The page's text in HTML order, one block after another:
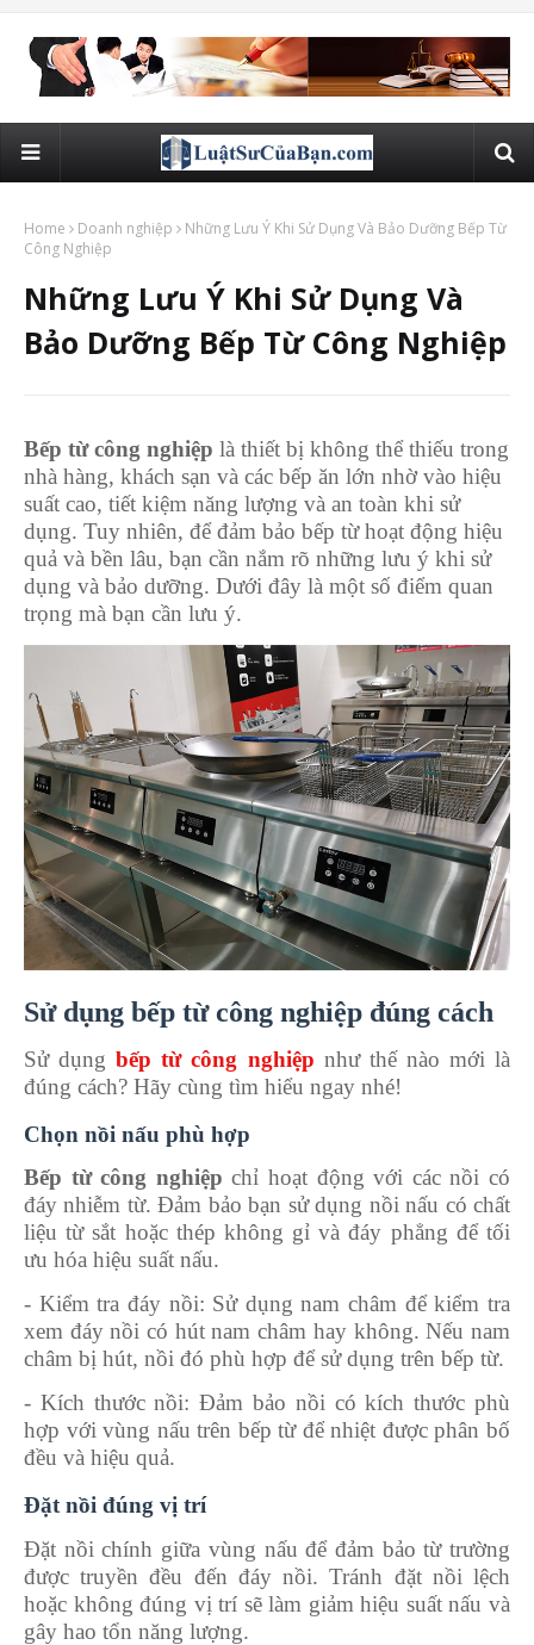
Home Doanh nghiệp
Những Lưu Ý Khi Sử Dụng Và Bảo Dưỡng Bếp Từ
Công Nghiệp
Những Lưu Ý Khi Sử Dụng Và
Bảo Dưỡng Bếp Từ Công Nghiệp
Bếp từ công nghiệp là thiết bị không thể thiếu trong
nhà hàng, khách sạn và các bếp ăn lớn nhờ vào hiệu
suất cao, tiết kiệm năng lượng và an toàn khi sử
dụng. Tuy nhiên, để đảm bảo bếp từ hoạt động hiệu
quả và bền lâu, bạn cần nắm rõ những lưu ý khi sử
dụng và bảo dưỡng. Dưới đây là một số điểm quan
trọng mà bạn cần lưu ý.
Sử dụng bếp từ công nghiệp đúng cách
Sử dụngbếp từ công nghiệp như thế nào mới là
đúng cách? Hãy cùng tìm hiểu ngay nhé!
Chọn nồi nấu phù hợp
Bếp từ công nghiệp chỉ hoạt động với các nồi có
đáy nhiễm từ. Đảm bảo bạn sử dụng nồi nấu có chất
liệu từ sắt hoặc thép không gỉ và đáy phẳng để tối
ưu hóa hiệu suất nấu.
- Kiểm tra đáy nồi: Sử dụng nam châm để kiểm tra
xem đáy nồi có hút nam châm hay không. Nếu nam
châm bị hút, nồi đó phù hợp để sử dụng trên bếp từ.
- Kích thước nồi: Đảm bảo nồi có kích thước phù
hợp với vùng nấu trên bếp từ để nhiệt được phân bố
đều và hiệu quả.
Đặt nồi đúng vị trí
Đặt nồi chính giữa vùng nấu để đảm bảo từ trường
được truyền đều đến đáy nồi. Tránh đặt nồi lệch
hoặc không đúng vị trí sẽ làm giảm hiệu suất nấu và
gây hao tổn năng lượng.